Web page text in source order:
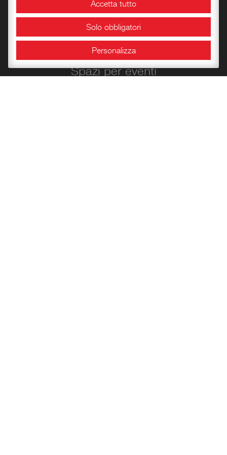
Didattica
Laboratori storico-didattici
Spazi per eventi
Accetta tutto
Solo obbligatori
Personalizza